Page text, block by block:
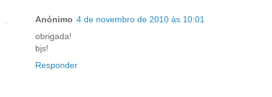
Anónimo 4 de novembro de 2010 às 10:01
obrigada!
bjs!
Responder